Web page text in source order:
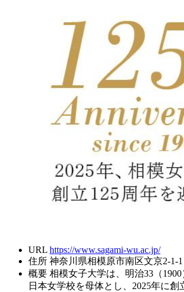
URL https://www.sagami-wu.ac.jp/
住所 神奈川県相模原市南区文京2-1-1
概要 相模女子大学は、明治33（
日本女学校を母体とし、2025年に創